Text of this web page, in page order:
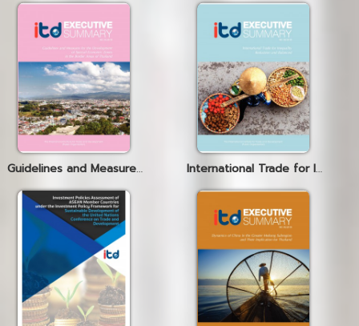
Guidelines and Measures for the Development of Special Economic Zones in the Border Areas of Thailand International Trade for Inequality Reduction and Balanced